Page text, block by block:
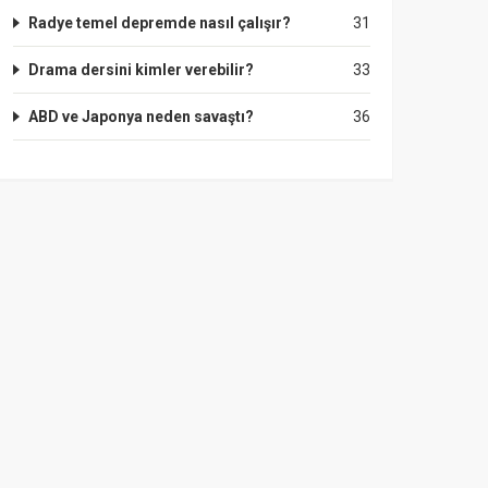
31
Radye temel depremde nasıl çalışır?
33
Drama dersini kimler verebilir?
36
ABD ve Japonya neden savaştı?